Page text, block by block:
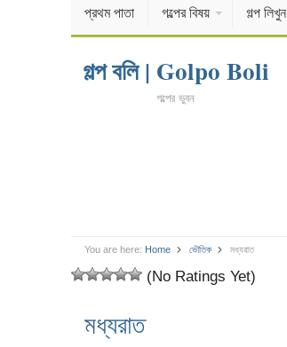
প্রথম পাতা গল্পের বিষয় গল্প লিখুন
গল্প বলি | Golpo Boli
গল্পের ভুবন
You are here: Home ভৌতিক মধ্যরাত
(No Ratings Yet)
মধ্যরাত